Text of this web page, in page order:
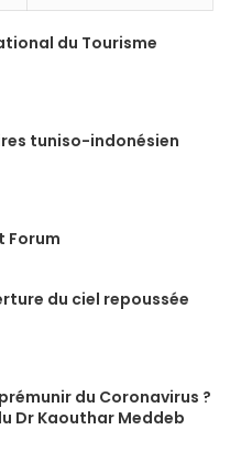
du Tourisme
tuniso-indonésien
Forum
du ciel repoussée
du Coronavirus ?
Dr Kaouthar Meddeb